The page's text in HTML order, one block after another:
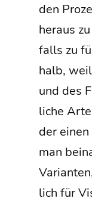
den
her­aus
falls zu
halb,
und des
li­che
der
man
lich für